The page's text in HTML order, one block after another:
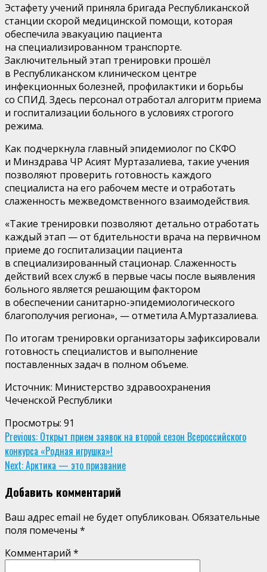
Эстафету учений приняла бригада Республиканской
станции скорой медицинской помощи, которая
обеспечила эвакуацию пациента
на специализированном транспорте.
Заключительный этап тренировки прошёл
в Республиканском клиническом центре
инфекционных болезней, профилактики и борьбы
со СПИД. Здесь персонал отработал алгоритм приема
и госпитализации больного в условиях строгого
режима.
Как подчеркнула главный эпидемиолог по СКФО
и Минздрава ЧР Асият Муртазалиева, такие учения
позволяют проверить готовность каждого
специалиста на его рабочем месте и отработать
слаженность межведомственного взаимодействия.
«Такие тренировки позволяют детально отработать
каждый этап — от бдительности врача на первичном
приеме до госпитализации пациента
в специализированный стационар. Слаженность
действий всех служб в первые часы после выявления
больного является решающим фактором
в обеспечении санитарно-эпидемиологического
благополучия региона», — отметила А.Муртазалиева.
По итогам тренировки организаторы зафиксировали
готовность специалистов и выполнение
поставленных задач в полном объеме.
Источник: Министерство здравоохранения
Чеченской Республики
Просмотры: 91
Continue
Reading
Previous: Открыт прием заявок на второй сезон Всероссийского
конкурса «Родная игрушка»!
Next:Арктика — это призвание
Добавить комментарий
Ваш адрес email не будет опубликован. Обязательные
поля помечены *
Комментарий *